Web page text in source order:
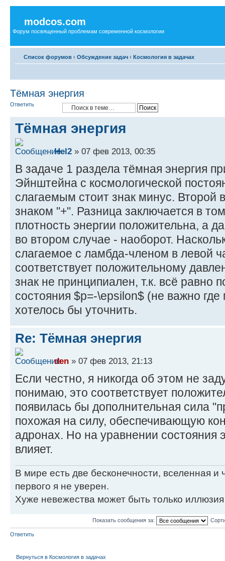
modcos.com
Форум посвященный проблемам современной космологии
Список форумов ‹ Обсуждение задач ‹ Космология в задачах
Тёмная энергия
Ответить
Тёмная энергия
Hel2 » 07 фев 2013, 00:35
В задаче 1 раздела тёмная энергия
Эйнштейна с космологической
слагаемым стоит знак минус. Второй
знаком "+". Разница заключается в
плотность энергии положительна, а
во втором случае - наоборот.
слагаемое с ламбда-членом в левой
соответствует положительному
знак не принципиален, т.к. всё равно
состояния $p=-\epsilon$ (не важно где
хотелось бы уточнить.
Re: Тёмная энергия
den » 07 фев 2013, 21:13
Если честно, я никогда об этом не
понимаю, это соответствует
появилась бы дополнительная сила
похожая на силу, обеспечивающую
адронах. Но на уравнении состояния
влияет.
В мире есть две бесконечности, вселенная и
первого я не уверен.
Хуже невежества может быть только
Показать сообщения за:
Ответить
Вернуться в Космология в задачах